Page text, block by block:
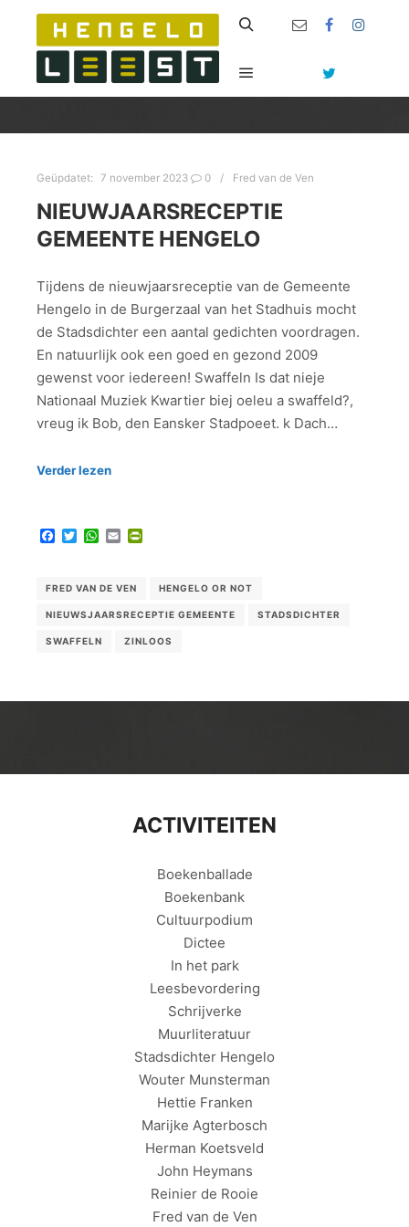
Hoofdmenu
Geüpdatet: 7 november 2023 0 Fred van de Ven
NIEUWJAARSRECEPTIE
GEMEENTE HENGELO
Tijdens de nieuwjaarsreceptie van de Gemeente
Hengelo in de Burgerzaal van het Stadhuis mocht
de Stadsdichter een aantal gedichten voordragen.
En natuurlijk ook een goed en gezond 2009
gewenst voor iedereen! Swaffeln Is dat nieje
Nationaal Muziek Kwartier biej oeleu a swaffeld?,
vreug ik Bob, den Eansker Stadpoeet. k Dach…
Verder lezen
Facebook
TwitterWhatsApp
Email
FRED VAN DE VEN HENGELO OR NOT
NIEUWSJAARSRECEPTIE GEMEENTE STADSDICHTER
SWAFFELN ZINLOOS
ACTIVITEITEN
Boekenballade
Boekenbank
Cultuurpodium
Dictee
In het park
Leesbevordering
Schrijverke
Muurliteratuur
Stadsdichter Hengelo
Wouter Munsterman
Hettie Franken
Marijke Agterbosch
Herman Koetsveld
John Heymans
Reinier de Rooie
Fred van de Ven